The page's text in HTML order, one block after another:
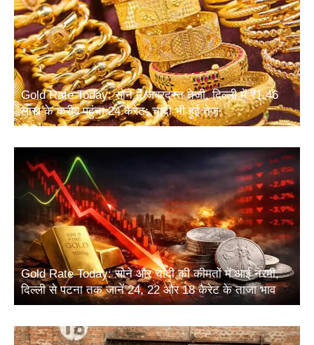
Gold Rate Today: सोने में जबरदस्त तेजी, दिल्ली में ₹1.46
लाख के करीब पहुंचा 24 कैरेट; चांदी भी हुई तेज
Gold Rate Today: सोने और चांदी की कीमतों में आई नरमी,
दिल्ली से पटना तक जानें 24, 22 और 18 कैरेट के ताजा भाव